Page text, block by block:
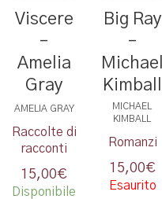
Viscere
–
Amelia
Gray
AMELIA GRAY
Raccolte di
racconti
15,00€
Disponibile
Big Ray
–
Michael
Kimball
MICHAEL
KIMBALL
Romanzi
15,00€
Esaurito